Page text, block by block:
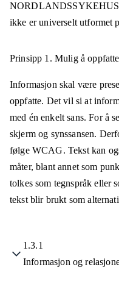
ikke er universelt utformet
Prinsipp 1. Mulig å oppfatte
Informasjon skal være
oppfatte. Det vil si at
med én enkelt sans. For å
skjerm og synssansen.
følge WCAG. Tekst kan
måter, blant annet som
tolkes som tegnspråk eller
tekst blir brukt som
1.3.1
Informasjon og